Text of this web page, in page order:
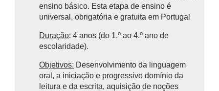
ensino básico. Esta etapa de ensino é
universal, obrigatória e gratuita em Portugal
Duração: 4 anos (do 1.º ao 4.º ano de
escolaridade).
Objetivos: Desenvolvimento da linguagem
oral, a iniciação e progressivo domínio da
leitura e da escrita, aquisição de noções